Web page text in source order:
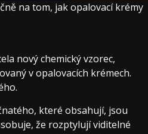
na tom, jak opalovací krémy
nový chemický vzorec,
v opalovacích krémech.
které obsahují, jsou
že rozptylují viditelné